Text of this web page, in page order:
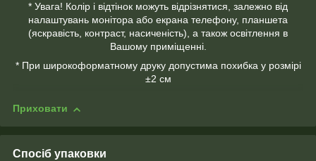
* Увага! Колір і відтінок можуть відрізнятися, залежно від
налаштувань монітора або екрана телефону, планшета
(яскравість, контраст, насиченість), а також освітлення в
Вашому приміщенні.
* При широкоформатному друку допустима похибка у розмірі
±2 см
Приховати
Спосіб упаковки